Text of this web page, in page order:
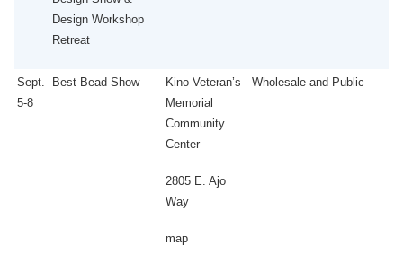
Design Workshop
Retreat
Sept.
5-8
Best Bead Show
Kino Veteran’s
Memorial
Community
Center
2805 E. Ajo
Way
map
Wholesale and Public